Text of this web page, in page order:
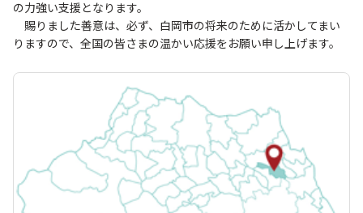
の力強い支援となります。
賜りました善意は、必ず、白岡市の将来のために活かしてまい
りますので、全国の皆さまの温かい応援をお願い申し上げます。